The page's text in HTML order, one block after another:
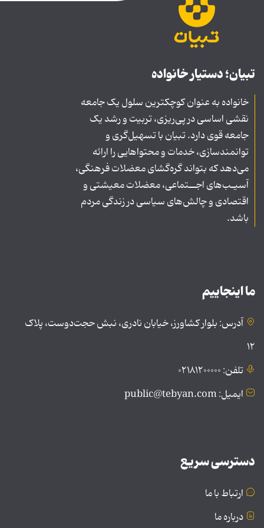
تبیان؛ دستیار خانواده
خانواده به عنوان کوچکترین سلول یک جامعه
نقشی اساسی در پی‌ریزی، تربیت و رشد یک
جامعه قوی دارد. تبیان با تسهیل‌گری و
توانمندسازی، خدمات و محتواهایی را ارائه
می‌دهد که بتواند گره‌گشای معضلات فرهنگی،
آسیـب‌های اجــتماعی، معضلات معیشتی و
اقتصادی و چالش‌های سیاسی در زندگی مردم
باشد.
ما اینجاییم
آدرس: بلوار کشاورز، خیابان نادری، نبش حجت‌دوست، پلاک
۱۲
تلفن: ۰۲۱۸۱۲۰۰۰۰۰
ایمیل: public@tebyan.com
دسترسی سریع
ارتباط با ما
درباره ما